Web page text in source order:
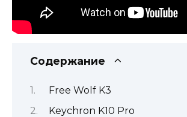
Содержание
Free Wolf K3
Keychron K10 Pro